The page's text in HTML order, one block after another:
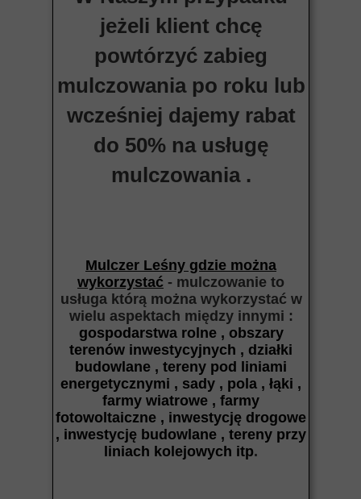
jeżeli klient chcę
powtórzyć zabieg
mulczowania po roku lub
wcześniej dajemy rabat
do 50% na usługę
mulczowania .
Mulczer Leśny gdzie można
wykorzystać - mulczowanie to
usługa którą można wykorzystać w
wielu aspektach międzyinnymi :
gospodarstwa rolne , obszary
terenów inwestycyjnych , działki
budowlane , tereny pod liniami
energetycznymi , sady , pola , łąki ,
farmy wiatrowe , farmy
fotowoltaiczne , inwestycję drogowe
, inwestycję budowlane , tereny przy
liniach kolejowych itp.